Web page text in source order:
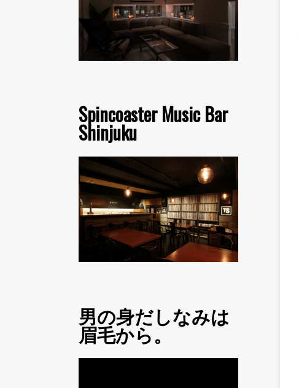
Spincoaster Music Bar
Shinjuku
男の身だしなみは
眉毛から。